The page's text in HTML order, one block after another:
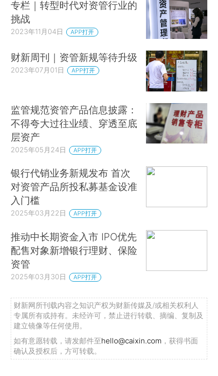
专栏｜转型时代对资管行业的
挑战
2023年11月04日 APP打开
财新周刊｜资管新规等待升级
2023年07月01日 APP打开
监管规范资管产品信息披露：
不得夸大过往业绩、穿透至底
层资产
2025年05月24日 APP打开
银行代销业务新规发布 首次
对资管产品所投私募基金设准
入门槛
2025年03月22日 APP打开
推动中长期资金入市 IPO优先
配售对象新增银行理财、保险
资管
2025年03月30日 APP打开
财新网所刊载内容之知识产权为财新传媒及/或相关权利人
专属所有或持有。未经许可，禁止进行转载、摘编、复制及
建立镜像等任何使用。
如有意愿转载，请发邮件至hello@caixin.com ，获得书面
确认及授权后，方可转载。